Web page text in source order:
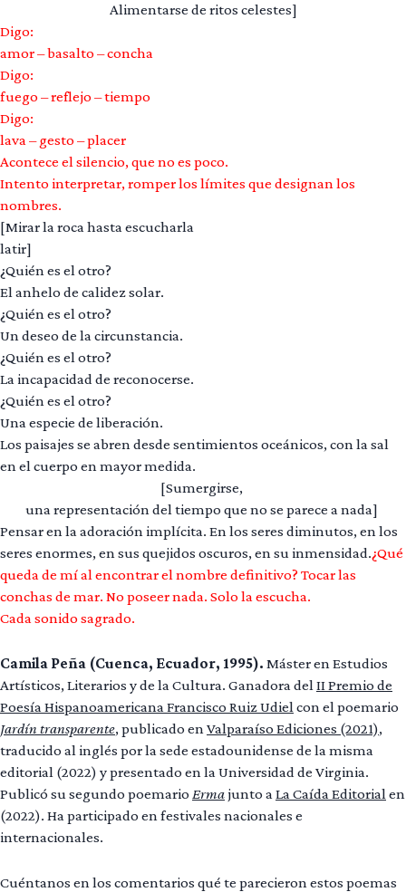
Alimentarse de ritos celestes]
Digo:
amor – basalto – concha
Digo:
fuego – reflejo – tiempo
Digo:
lava – gesto – placer
Acontece el silencio, que no es poco.
Intento interpretar, romper los límites que designan los
nombres.
[Mirar la roca hasta escucharla
latir]
¿Quién es el otro?
El anhelo de calidez solar.
¿Quién es el otro?
Un deseo de la circunstancia.
¿Quién es el otro?
La incapacidad de reconocerse.
¿Quién es el otro?
Una especie de liberación.
Los paisajes se abren desde sentimientos oceánicos, con la sal
en el cuerpo en mayor medida.
[Sumergirse,
una representación del tiempo que no se parece a nada]
Pensar en la adoración implícita. En los seres diminutos, en los
seres enormes, en sus quejidos oscuros, en su inmensidad.¿Qué
queda de mí al encontrar el nombre definitivo? Tocar las
conchas de mar. No poseer nada. Solo la escucha.
Cada sonido sagrado.
Camila Peña (Cuenca, Ecuador, 1995). Máster en Estudios
Artísticos, Literarios y de la Cultura. Ganadora delII Premio de
Poesía Hispanoamericana Francisco Ruiz Udielcon el poemario
Jardín transparente, publicado enValparaíso Ediciones (2021),
traducido al inglés por la sede estadounidense de la misma
editorial (2022) y presentado en la Universidad de Virginia.
Publicó su segundo poemarioErmajunto aLa Caída Editorialen
(2022). Ha participado en festivales nacionales e
internacionales.
Cuéntanos en los comentarios qué te parecieron estos poemas